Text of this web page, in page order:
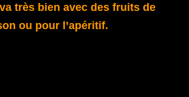
très bien avec des fruits de
ou pour l’apéritif.